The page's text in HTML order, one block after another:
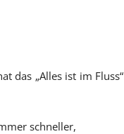
das „Alles ist im Fluss“
schneller,